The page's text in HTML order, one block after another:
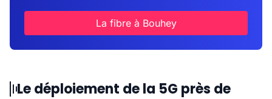
La fibre à Bouhey
Le déploiement de la 5G près de